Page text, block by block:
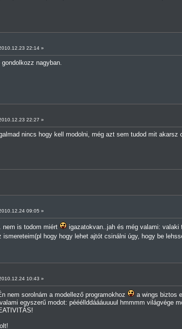
22:14 »
nagyban.
22:27 »
nincs hogy kell modolni, még azt sem tudod mit
09:05 »
nem is todom miért
igazatokvan..jah és még valami: valaki
hogy hogy lehet ajtót csinálni úgy, hogy be
10:43 »
nem sorolnám a modellező programokhoz
a wings biztos
egyszerű modot: péééllddáááuuuul hmmmm